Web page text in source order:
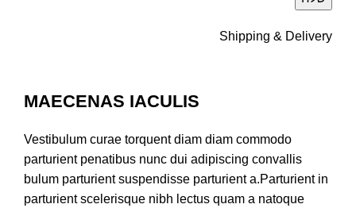
Shipping & Delivery
MAECENAS IACULIS
Vestibulum curae torquent diam diam commodo
parturient penatibus nunc dui adipiscing convallis
bulum parturient suspendisse parturient a.Parturient in
parturient scelerisque nibh lectus quam a natoque